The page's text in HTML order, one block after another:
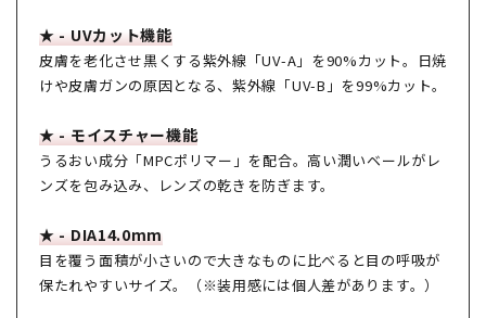
★ - UVカット機能
皮膚を老化させ黒くする紫外線「UV-A」を90%カット。日焼
けや皮膚ガンの原因となる、紫外線「UV-B」を99%カット。
★ - モイスチャー機能
うるおい成分「MPCポリマー」を配合。高い潤いベールがレ
ンズを包み込み、レンズの乾きを防ぎます。
★ - DIA14.0mm
目を覆う面積が小さいので大きなものに比べると目の呼吸が
保たれやすいサイズ。（※装用感には個人差があります。）